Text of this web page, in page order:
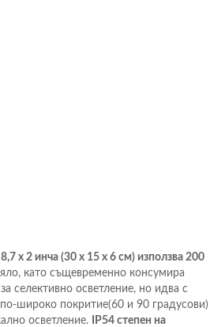
x 2 инча (30 x 15 x 6 см) използва 200
като същевременно консумира
селективно осветление, но идва с
широко покритие(60 и 90 градусови)
осветление.
IP54 степен на